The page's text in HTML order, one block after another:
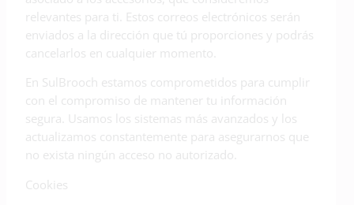
relevantes para ti. Estos correos electrónicos serán
enviados a la dirección que tú proporciones y podrás
cancelarlos en cualquier momento.
En SulBrooch estamos comprometidos para cumplir
con el compromiso de mantener tu información
segura. Usamos los sistemas más avanzados y los
actualizamos constantemente para asegurarnos que
no exista ningún acceso no autorizado.
Cookies